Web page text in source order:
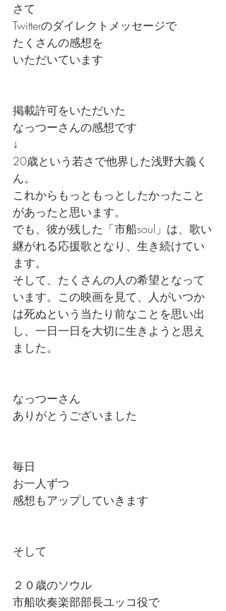
さて
Twitterのダイレクトメッセージで
たくさんの感想を
いただいています
掲載許可をいただいた
なっつーさんの感想です
↓
20歳という若さで他界した浅野大義く
ん。
これからもっともっとしたかったこと
があったと思います。
でも、彼が残した「市船soul」は、歌い
継がれる応援歌となり、生き続けてい
ます。
そして、たくさんの人の希望となって
います。この映画を見て、人がいつか
は死ぬという当たり前なことを思い出
し、一日一日を大切に生きようと思え
ました。
なっつーさん
ありがとうございました
毎日
お一人ずつ
感想もアップしていきます
そして
２０歳のソウル
市船吹奏楽部部長ユッコ役で